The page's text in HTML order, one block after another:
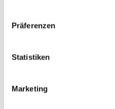
Präferenzen
Statistiken
Marketing
Febe Eau de Parfum